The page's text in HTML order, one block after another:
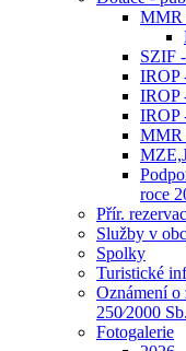
MMR
SZIF
IROP
IROP
IROP
MMR
roce
Přír.
Služby v
Spolky
Turistické
Oznámení o
250⁄2000 Sb.
Fotogalerie